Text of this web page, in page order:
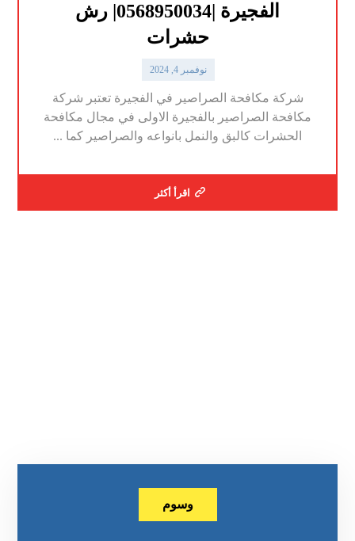
الفجيرة |0568950034| رش
حشرات
نوفمبر 4, 2024
شركة مكافحة الصراصير في الفجيرة تعتبر شركة
مكافحة الصراصير بالفجيرة الاولى في مجال مكافحة
الحشرات كالبق والنمل بانواعه والصراصير كما ...
اقرأ أكثر
وسوم